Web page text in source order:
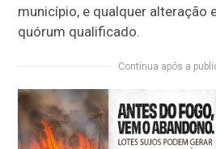
município, e qualquer alteração
quórum qualificado.
Continua após a